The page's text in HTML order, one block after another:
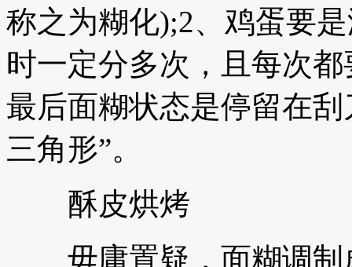
称之为糊化);2、鸡蛋要
时一定分多次，且每次
最后面糊状态是停留在
三角形”。
酥皮烘烤
毋庸置疑，面糊调制